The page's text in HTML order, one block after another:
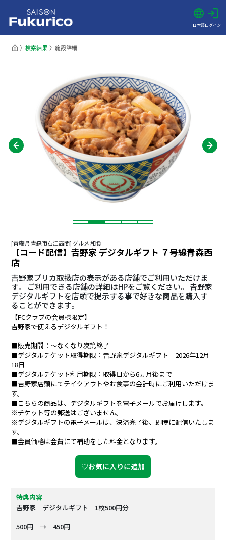
日本語ログイン
検索結果 施設詳細
[青森県 青森市石江高間] グルメ 和食
【コード配信】𠮷野家 デジタルギフト ７号線青森西
店
吉野家プリカ取扱店の表示がある店舗でご利用いただけま
す。 ご利用できる店舗の詳細はHPをご覧ください。 𠮷野家
デジタルギフトを店頭で提示する事で好きな商品を購入す
ることができます。
【FCクラブの会員様限定】
𠮷野家で使えるデジタルギフト！
■販売期間：～なくなり次第終了
■デジタルチケット取得期限：𠮷野家デジタルギフト 2026年12月
18日
■デジタルチケット利用期限：取得日から6ヵ月後まで
■𠮷野家店頭にてテイクアウトやお食事の会計時にご利用いただけま
す。
■こちらの商品は、デジタルギフトを電子メールでお届けします。
※チケット等の郵送はございません。
※デジタルギフトの電子メールは、決済完了後、即時に配信いたしま
す。
■会員価格は会費にて補助をした料金となります。
♡お気に入りに追加
特典内容
𠮷野家 デジタルギフト 1枚500円分
500円 → 450円